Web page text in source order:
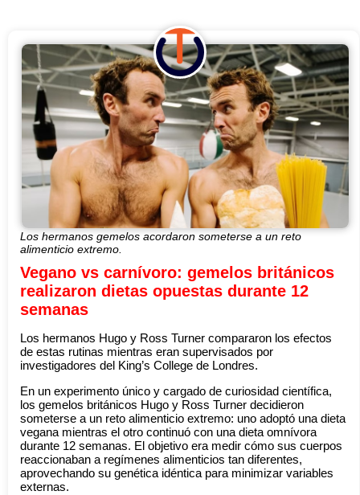
Los hermanos gemelos acordaron someterse a un reto
alimenticio extremo.
Vegano vs carnívoro: gemelos británicos
realizaron dietas opuestas durante 12
semanas
Los hermanos Hugo y Ross Turner compararon los efectos
de estas rutinas mientras eran supervisados por
investigadores del King’s College de Londres.
En un experimento único y cargado de curiosidad científica,
los gemelos británicos Hugo y Ross Turner decidieron
someterse a un reto alimenticio extremo: uno adoptó una dieta
vegana mientras el otro continuó con una dieta omnívora
durante 12 semanas. El objetivo era medir cómo sus cuerpos
reaccionaban a regímenes alimenticios tan diferentes,
aprovechando su genética idéntica para minimizar variables
externas.